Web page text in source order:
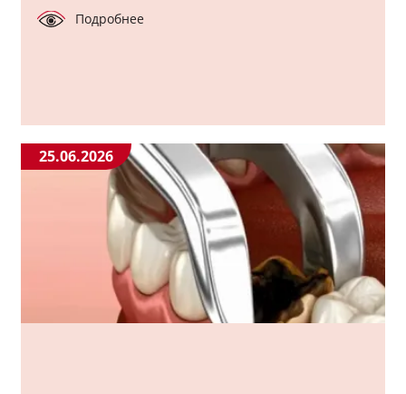
Подробнее
25.06.2026